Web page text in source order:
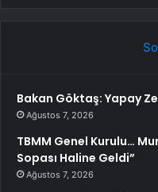
Bakan Göktaş: Yapay
Ağustos 7, 2026
TBMM Genel Kurulu…
Sopası Haline Geldi”
Ağustos 7, 2026